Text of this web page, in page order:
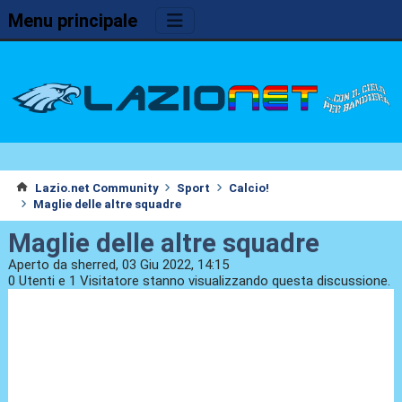
Menu principale
Lazio.net Community Sport
Calcio!
Maglie delle altre squadre
Maglie delle altre squadre
Aperto da sherred, 03 Giu 2022, 14:15
0 Utenti e 1 Visitatore stanno visualizzando questa discussione.